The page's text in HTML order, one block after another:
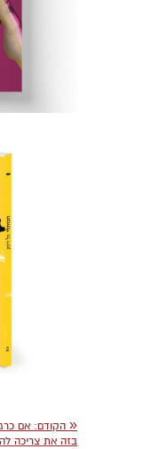
« הקודם: אם
בזה את צריכה